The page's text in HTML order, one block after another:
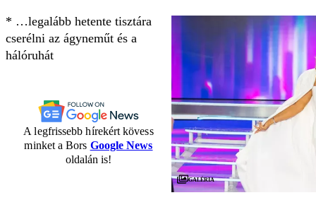
* …legalább hetente tisztára
cserélni az ágyneműt és a
hálóruhát
A legfrissebb hírekért kövess
minket a Bors Google News
oldalán is!
Galéria